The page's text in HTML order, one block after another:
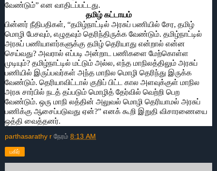
வேண்டும்” என வாதிடப்பட்டது.
தமிழ் கட்டாயம்
பின்னர் நீதிபதிகள், “தமிழ்நாட்டில் அரசுப் பணியில் சேர, தமிழ்
மொழி பேசவும், எழுதவும் தெரிந்திருக்க வேண்டும். தமிழ்நாட்டில்
அரசுப் பணியாளர்களுக்கு தமிழ் தெரியாது என்றால் என்ன
செய்வது? அவரால் எப்படி அன்றாட பணிகளை மேற்கொள்ள
முடியும்? தமிழ்நாட்டில் மட்டும் அல்ல, எந்த மாநிலத்திலும் அரசுப்
பணியில் இருப்பவர்கள் அந்த மாநில மொழி தெரிந்து இருக்க
வேண்டும். தெரியாவிட்டால் குறிப் பிட்ட கால அளவுக்குள் மாநில
அரசு சார்பில் நடத் தப்படும் மொழித் தேர்வில் வெற்றி பெற
வேண்டும். ஒரு மாநி லத்தின் அலுவல் மொழி தெரியாமல் அரசுப்
பணிக்கு ஆசைப்படுவது ஏன்?” எனக் கூறி இறுதி விசாரணையை
ஒத்தி வைத்தனர்.
parthasarathy r நேரம் 8:13 AM
பகிர்